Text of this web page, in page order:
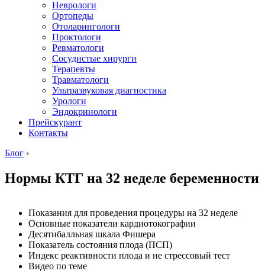
Неврологи
Ортопеды
Отоларингологи
Проктологи
Ревматологи
Сосудистые хирурги
Терапевты
Травматологи
Ультразвуковая диагностика
Урологи
Эндокринологи
Прейскурант
Контакты
Блог ›
Нормы КТГ на 32 неделе беременности
Показания для проведения процедуры на 32 неделе
Основные показатели кардиотокографии
Десятибалльная шкала Фишера
Показатель состояния плода (ПСП)
Индекс реактивности плода и не стрессовый тест
Видео по теме